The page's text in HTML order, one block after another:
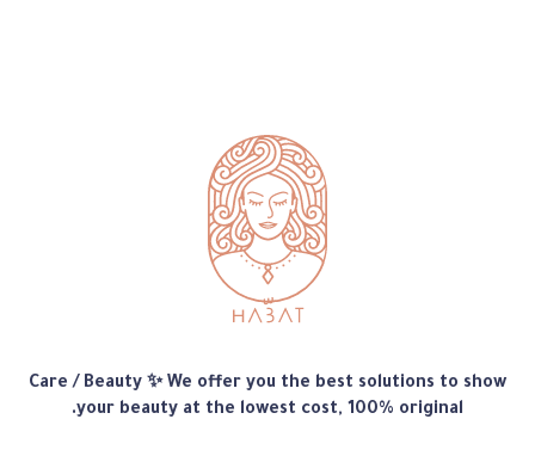
متجر
هبّات
Care / Beauty ✨ We offer you the best solutions to show
your beauty at the lowest cost, 100% original.